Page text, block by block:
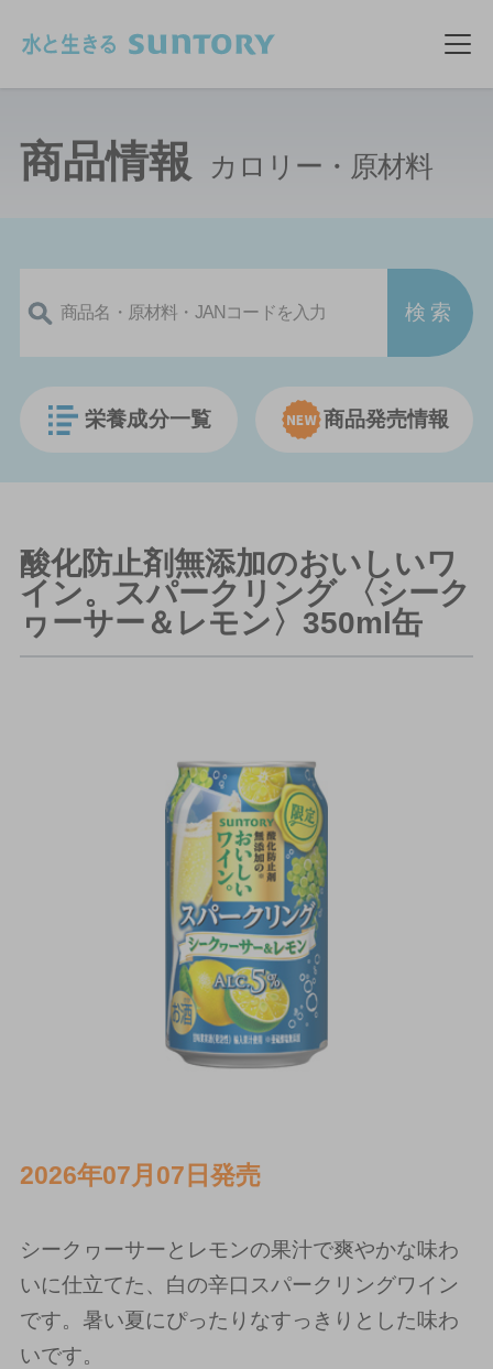
メ
商品情報 カロリー・原材料
栄養成分一覧 商品発売情報
酸化防止剤無添加のおいしいワ
イン。スパークリング 〈シーク
ヮーサー＆レモン〉350ml缶
2026年07月07日発売
シークヮーサーとレモンの果汁で爽やかな味わ
いに仕立てた、白の辛口スパークリングワイン
です。暑い夏にぴったりなすっきりとした味わ
いです。